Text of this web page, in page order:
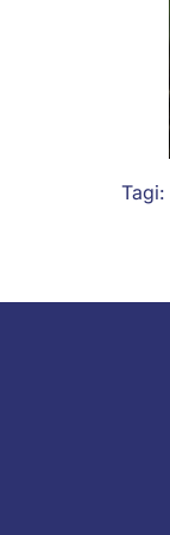
Tagi: